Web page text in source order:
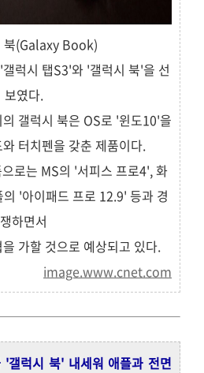
(Galaxy Book)
럭시 탭S3'와 '갤럭시 북'을 선
보였다.
갤럭시 북은 OS로 '윈도10'을
터치펜을 갖춘 제품이다.
로는 MS의 '서피스 프로4', 화
'아이패드 프로 12.9' 등과 경
쟁하면서
가할 것으로 예상되고 있다.
image.www.cnet.com
럭시 북' 내세워 애플과 전면